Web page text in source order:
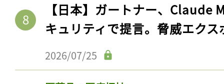
【日本】ガートナー、Claude
キュリティで提言。脅威エク
2026/07/25